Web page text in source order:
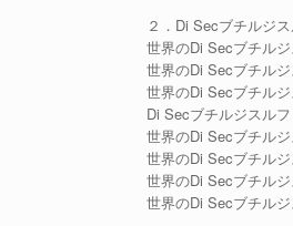
２．Di Secブチルジ
世界のDi Secブチル
世界のDi Secブチル
世界のDi Secブチル
Di Secブチルジスル
世界のDi Secブチル
世界のDi Secブチル
世界のDi Secブチル
世界のDi Secブチル